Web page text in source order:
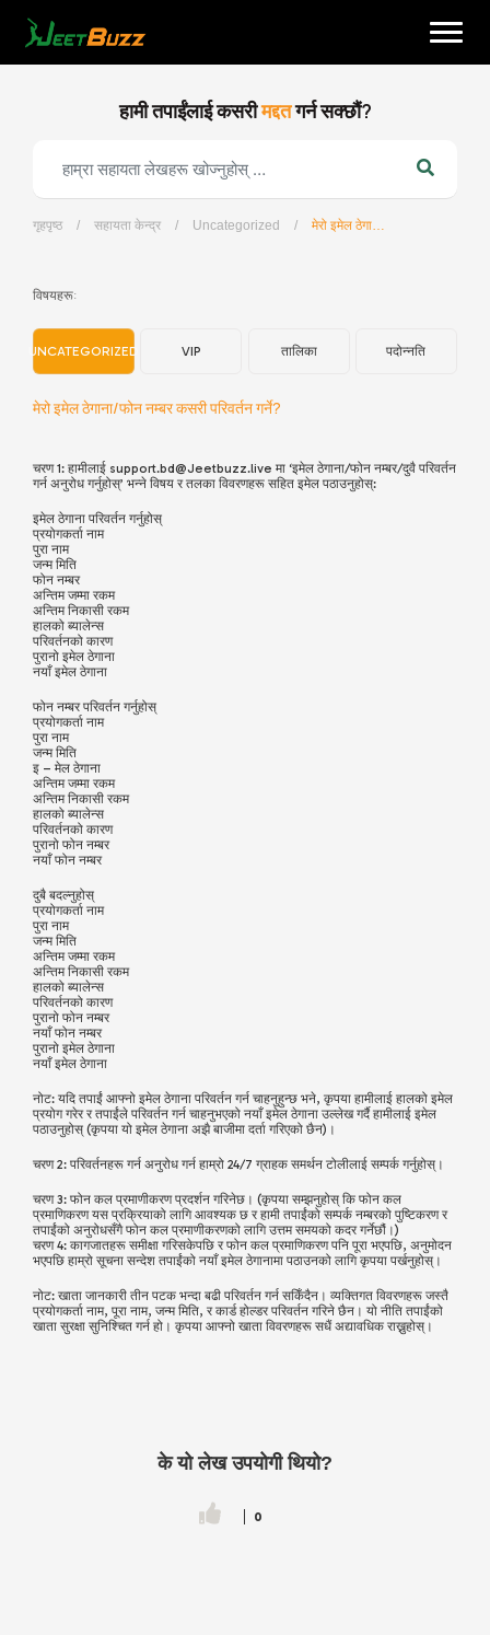
content
नेपाली
हामी तपाईंलाई कसरीमद्दतगर्न सक्छौं?
गृहपृष्ठ / सहायता केन्द्र / Uncategorized /
विषयहरू:
UNCATEGORIZED VIP तालिका पदोन्नति
मेरो इमेल ठेगाना/फोन नम्बर कसरी परिवर्तन गर्ने?
चरण 1: हामीलाई support.bd@Jeetbuzz.live मा ‘इमेल ठेगाना/फोन नम्बर/दुवै परिवर्तन
गर्न अनुरोध गर्नुहोस्’ भन्ने विषय र तलका विवरणहरू सहित इमेल पठाउनुहोस्:
इमेल ठेगाना परिवर्तन गर्नुहोस्
प्रयोगकर्ता नाम
पुरा नाम
जन्म मिति
फोन नम्बर
अन्तिम जम्मा रकम
अन्तिम निकासी रकम
हालको ब्यालेन्स
परिवर्तनको कारण
पुरानो इमेल ठेगाना
नयाँ इमेल ठेगाना
फोन नम्बर परिवर्तन गर्नुहोस्
प्रयोगकर्ता नाम
पुरा नाम
जन्म मिति
इ – मेल ठेगाना
अन्तिम जम्मा रकम
अन्तिम निकासी रकम
हालको ब्यालेन्स
परिवर्तनको कारण
पुरानो फोन नम्बर
नयाँ फोन नम्बर
दुबै बदल्नुहोस्
प्रयोगकर्ता नाम
पुरा नाम
जन्म मिति
अन्तिम जम्मा रकम
अन्तिम निकासी रकम
हालको ब्यालेन्स
परिवर्तनको कारण
पुरानो फोन नम्बर
नयाँ फोन नम्बर
पुरानो इमेल ठेगाना
नयाँ इमेल ठेगाना
नोट: यदि तपाईं आफ्नो इमेल ठेगाना परिवर्तन गर्न चाहनुहुन्छ भने, कृपया हामीलाई हालको इमेल
प्रयोग गरेर र तपाईंले परिवर्तन गर्न चाहनुभएको नयाँ इमेल ठेगाना उल्लेख गर्दै हामीलाई इमेल
पठाउनुहोस् (कृपया यो इमेल ठेगाना अझै बाजीमा दर्ता गरिएको छैन)।
चरण 2: परिवर्तनहरू गर्न अनुरोध गर्न हाम्रो 24/7 ग्राहक समर्थन टोलीलाई सम्पर्क गर्नुहोस्।
चरण 3: फोन कल प्रमाणीकरण प्रदर्शन गरिनेछ। (कृपया सम्झनुहोस् कि फोन कल
प्रमाणिकरण यस प्रक्रियाको लागि आवश्यक छ र हामी तपाईंको सम्पर्क नम्बरको पुष्टिकरण र
तपाईंको अनुरोधसँगै फोन कल प्रमाणीकरणको लागि उत्तम समयको कदर गर्नेछौं।)
चरण 4: कागजातहरू समीक्षा गरिसकेपछि र फोन कल प्रमाणिकरण पनि पूरा भएपछि, अनुमोदन
भएपछि हाम्रो सूचना सन्देश तपाईंको नयाँ इमेल ठेगानामा पठाउनको लागि कृपया पर्खनुहोस्।
नोट: खाता जानकारी तीन पटक भन्दा बढी परिवर्तन गर्न सकिँदैन। व्यक्तिगत विवरणहरू जस्तै
प्रयोगकर्ता नाम, पूरा नाम, जन्म मिति, र कार्ड होल्डर परिवर्तन गरिने छैन। यो नीति तपाईंको
खाता सुरक्षा सुनिश्चित गर्न हो। कृपया आफ्नो खाता विवरणहरू सधैं अद्यावधिक राख्नुहोस्।
के यो लेख उपयोगी थियो?
0